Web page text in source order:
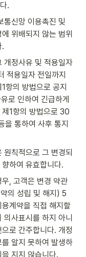
.
통신망 이용촉진 및
위배되지 않는 범위
.
개정사유 및 적용일자
적용일자 전일까지
항의 방법으로 공지
로 인하여 긴급하게
1항의 방법으로 30
통하여 사후 통지
칙적으로 그 변경되
하여 유효합니다.
, 고객은 변경 약관
의 성립 및 해지) 5
계약을 직접 해지할
사표시를 하지 아니
로 간주합니다. 개정
알지 못하여 발생하
지지 않습니다.